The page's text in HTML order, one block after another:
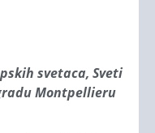
svetaca, Sveti
Montpellieru